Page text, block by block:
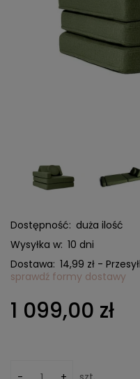
Dostępność: duża ilość
Wysyłka w: 10 dni
Dostawa: 14,99 zł -
Cena nie zawiera
sprawdź formy dostawy
1 099,00 zł